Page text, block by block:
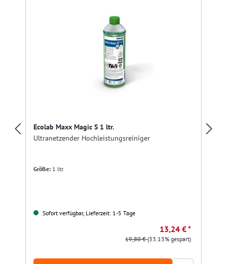
Ecolab Maxx Magic S 1 ltr.
Ultranetzender Hochleistungsreiniger
Größe: 1 ltr.
Sofort verfügbar, Lieferzeit: 1-5 Tage
13,24 € *
19,80 €(33.13% gespart)